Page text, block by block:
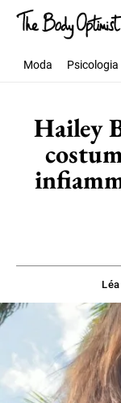
Moda Psicologia
Hailey